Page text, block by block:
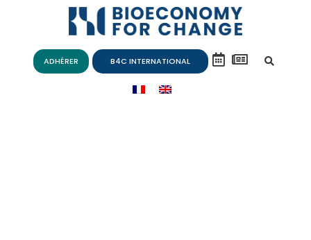
ADHÉRER B4C INTERNATIONAL